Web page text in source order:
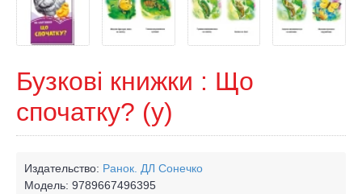
Бузкові книжки : Що
спочатку? (у)
Издательство: Ранок. ДЛ Сонечко
Модель: 9789667496395